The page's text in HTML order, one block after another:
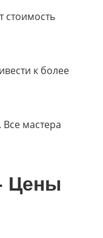
стоимость
к более
мастера
Цены